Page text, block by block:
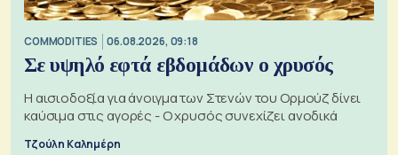
COMMODITIES 06.08.2026, 09:18
Σε υψηλό εφτά εβδομάδων ο χρυσός
Η αισιοδοξία για άνοιγμα των Στενών του Ορμούζ δίνει
καύσιμα στις αγορές - Ο χρυσός συνεχίζει ανοδικά
Τζούλη Καλημέρη